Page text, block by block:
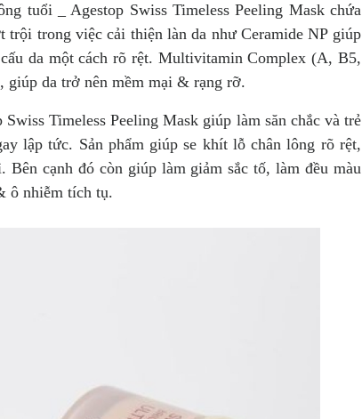
tuổi _ Agestop Swiss Timeless Peeling Mask chứa
trội trong việc cải thiện làn da như Ceramide NP giúp
da một cách rõ rệt. Multivitamin Complex (A, B5,
giúp da trở nên mềm mại & rạng rỡ.
Timeless Peeling Mask giúp làm săn chắc và trẻ
lập tức. Sản phẩm giúp se khít lỗ chân lông rõ rệt,
cạnh đó còn giúp làm giảm sắc tố, làm đều màu
ô nhiễm tích tụ.